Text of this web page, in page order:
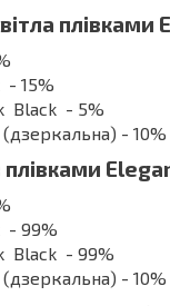
плівками
- 15%
Black - 5%
- 10%
- 99%
Black - 99%
- 10%